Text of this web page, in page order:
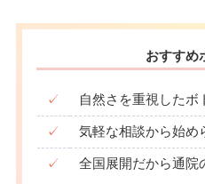
おすすめ
✓ 自然さを重視したボ
✓ 気軽な相談から始
✓ 全国展開だから通院